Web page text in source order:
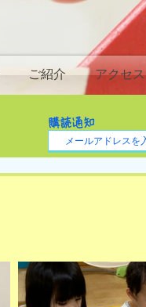
ご紹介 アクセス
購読通知